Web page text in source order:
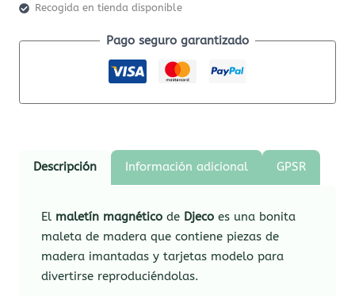
Recogida en tienda disponible
Pago seguro garantizado
Descripción Información adicional GPSR
El maletín magnético de Djeco es una bonita
maleta de madera que contiene piezas de
madera imantadas y tarjetas modelo para
divertirse reproduciéndolas.